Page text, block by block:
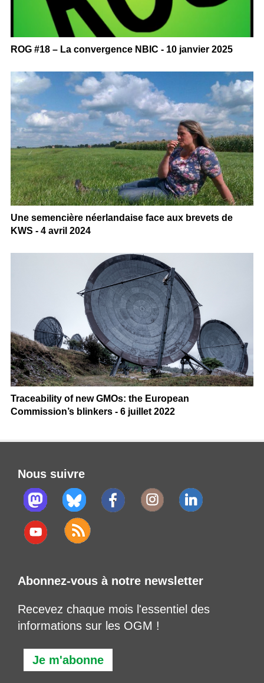
ROG #18 – La convergence NBIC - 10 janvier 2025
Une semencière néerlandaise face aux brevets de
KWS - 4 avril 2024
Traceability of new GMOs: the European
Commission’s blinkers - 6 juillet 2022
Nous suivre
Abonnez-vous à notre newsletter
Recevez chaque mois l'essentiel des
informations sur les OGM !
Je m'abonne